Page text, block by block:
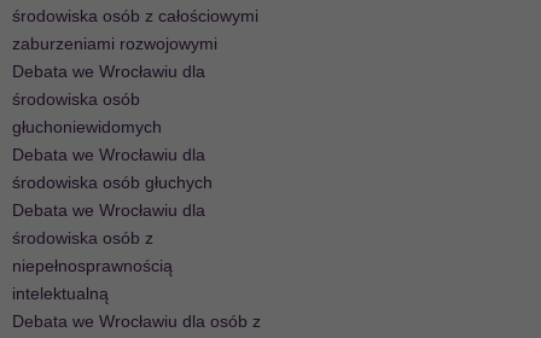
środowiska osób z całościowymi
zaburzeniami rozwojowymi
Debata we Wrocławiu dla
środowiska osób
głuchoniewidomych
Debata we Wrocławiu dla
środowiska osób głuchych
Debata we Wrocławiu dla
środowiska osób z
niepełnosprawnością
intelektualną
Debata we Wrocławiu dla osób z